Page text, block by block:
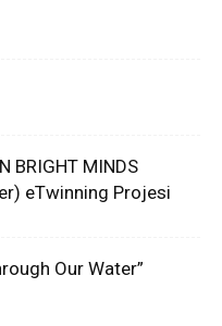
BRIGHT MINDS
eTwinning Projesi
Our Water”